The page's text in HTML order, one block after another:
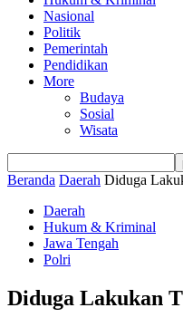
Nasional
Politik
Pemerintah
Pendidikan
More
Budaya
Sosial
Wisata
Beranda Daerah Diduga
Daerah
Hukum & Kriminal
Jawa Tengah
Polri
Diduga Lakukan